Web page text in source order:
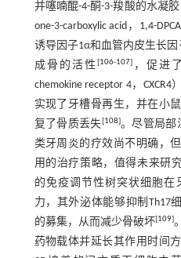
并噻喃醌-4-酮-3-羧酸的水凝胶
one-3-carboxylic acid，1,4-
诱导因子1α和血管内皮生长
成骨的活性[106-107] ，促进
chemokine receptor 4，
实现了牙槽骨再生，并在小
复了骨质丢失[108]。尽管局部
类牙周炎的疗效尚不明确，
用的治疗策略，值得未来研
的免疫调节性树突状细胞在
力，其外泌体能够抑制Th17
的募集，从而减少骨破坏[109]
药物载体并延长其作用时间